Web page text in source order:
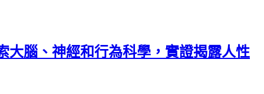
大腦、神經和行為科學，實證揭露人性